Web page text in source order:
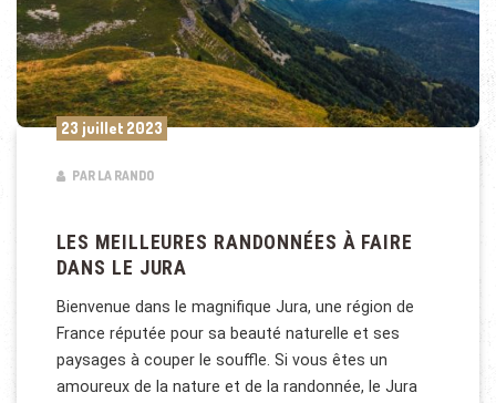
23 juillet 2023
PAR LA RANDO
LES MEILLEURES RANDONNÉES À FAIRE
DANS LE JURA
Bienvenue dans le magnifique Jura, une région de
France réputée pour sa beauté naturelle et ses
paysages à couper le souffle. Si vous êtes un
amoureux de la nature et de la randonnée, le Jura